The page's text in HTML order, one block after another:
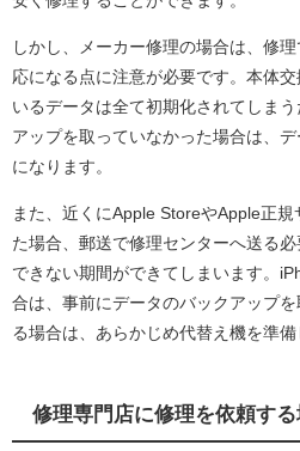
しかし、メーカー修理の場合は、修
応になる点に注意が必要です。本体
いるデータは全て初期化されてしま
アップを取っていなかった場合は、
になります。
また、近くにApple StoreやApple正
た場合、郵送で修理センターへ送る
できない期間ができてしまいます。
合は、事前にデータのバックアップ
る場合は、あらかじめ代替え機を準備
修理専門店に修理を依頼する